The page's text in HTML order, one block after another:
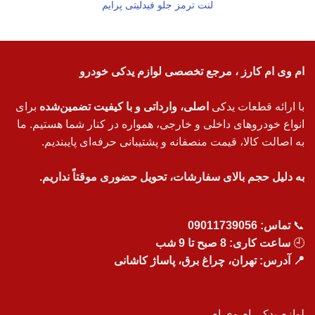
لنت ترمز جلو فیدلیتی پرایم
ام وی ام کارز ، مرجع تخصصی لوازم یدکی خودرو
با ارائه قطعات یدکی اصلی، وارداتی و با کیفیت تضمین‌شده برای
انواع خودروهای داخلی و خارجی، همواره در کنار شما هستیم. ما
به اصالت کالا، قیمت منصفانه و پشتیبانی حرفه‌ای پایبندیم.
به دلیل حجم بالای سفارشات، تحویل حضوری موقتاً نداریم.
📞تماس: 09011739056
🕘 ساعت کاری: 8 صبح تا 9 شب
📍 آدرس: تهران، چراغ برق، پاساژ کاشانی